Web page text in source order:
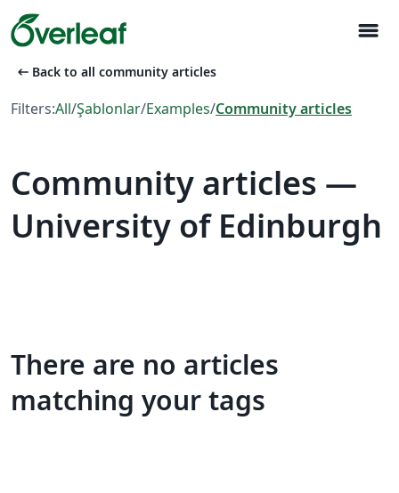
menu
arrow_left_alt Back to all community articles
Filters:All/Şablonlar/Examples/Community articles
Community articles —
University of Edinburgh
There are no articles
matching your tags